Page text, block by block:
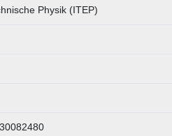
Physik (ITEP)